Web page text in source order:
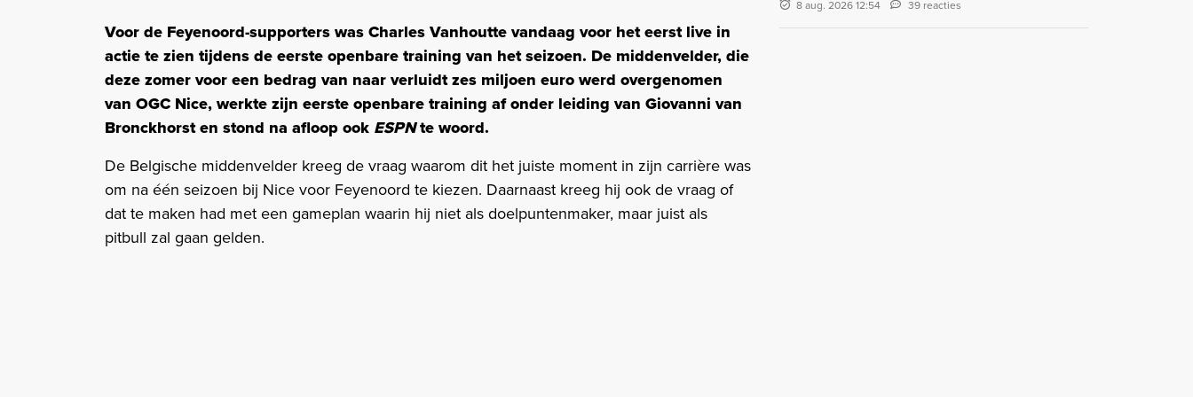
Voor de Feyenoord-supporters was Charles Vanhoutte vandaag voor het eerst live in
actie te zien tijdens de eerste openbare training van het seizoen. De middenvelder, die
deze zomer voor een bedrag van naar verluidt zes miljoen euro werd overgenomen
van OGC Nice, werkte zijn eerste openbare training af onder leiding van Giovanni van
Bronckhorst en stond na afloop ook ESPNte woord.
De Belgische middenvelder kreeg de vraag waarom dit het juiste moment in zijn carrière was
om na één seizoen bij Nice voor Feyenoord te kiezen. Daarnaast kreeg hij ook de vraag of
dat te maken had met een gameplan waarin hij niet als doelpuntenmaker, maar juist als
pitbull zal gaan gelden.
8 aug. 2026 12:54 39 reacties